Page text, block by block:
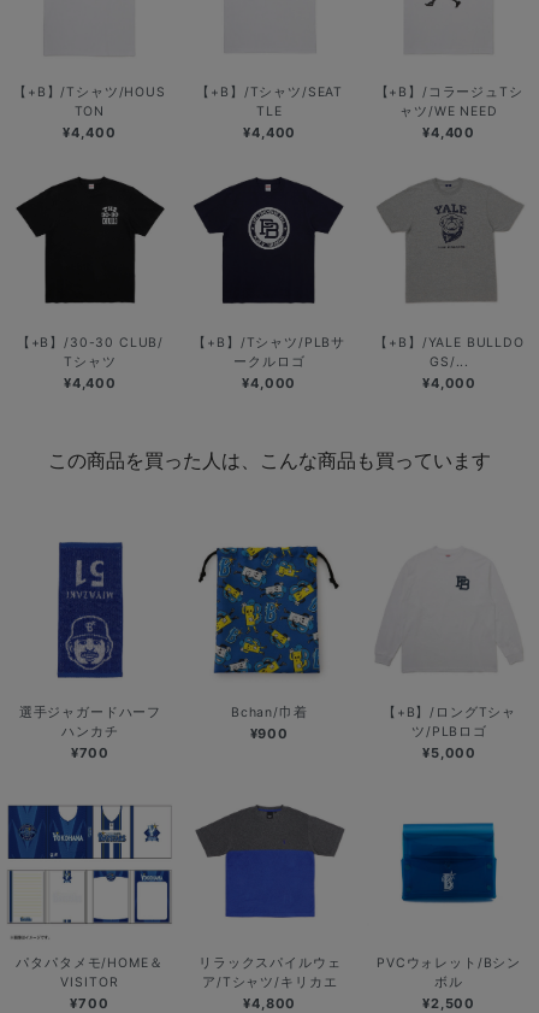
【+B】/Tシャツ/HOUS
TON
¥4,400
【+B】/Tシャツ/SEAT
TLE
¥4,400
【+B】/コラージュTシ
ャツ/WE NEED
¥4,400
【+B】/30-30 CLUB/
Tシャツ
¥4,400
【+B】/Tシャツ/PLBサ
ークルロゴ
¥4,000
【+B】/YALE BULLDO
GS/...
¥4,000
この商品を買った人は、こんな商品も買っています
選手ジャガードハーフ
ハンカチ
¥700
Bchan/巾着
¥900
【+B】/ロングTシャ
ツ/PLBロゴ
¥5,000
パタパタメモ/HOME＆
VISITOR
¥700
リラックスパイルウェ
ア/Tシャツ/キリカエ
¥4,800
PVCウォレット/Bシン
ボル
¥2,500